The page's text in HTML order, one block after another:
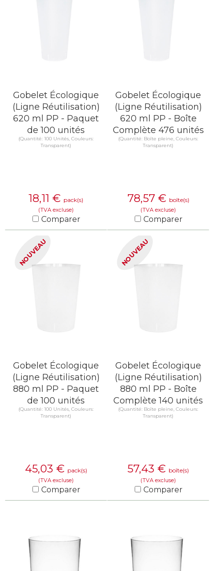
Gobelet Écologique
(Ligne Réutilisation)
620 ml PP - Paquet
de 100 unités
(Quantité: 100 Unités, Couleurs:
Transparent)
18,11 € pack(s)
(TVA excluse)
Comparer
EN SAVOIR PLUS
Gobelet Écologique
(Ligne Réutilisation)
620 ml PP - Boîte
Complète 476 unités
(Quantité: Boîte pleine, Couleurs:
Transparent)
78,57 € boîte(s)
(TVA excluse)
Comparer
EN SAVOIR PLUS
NOUVEAU
Gobelet Écologique
(Ligne Réutilisation)
880 ml PP - Paquet
de 100 unités
(Quantité: 100 Unités, Couleurs:
Transparent)
45,03 € pack(s)
(TVA excluse)
Comparer
NOUVEAU
Gobelet Écologique
(Ligne Réutilisation)
880 ml PP - Boîte
Complète 140 unités
(Quantité: Boîte pleine, Couleurs:
Transparent)
57,43 € boîte(s)
(TVA excluse)
Comparer